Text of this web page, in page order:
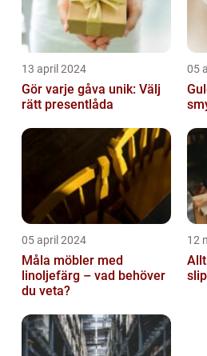
13 april 2024
Gör varje gåva unik: Välj
rätt presentlåda
05
05 april 2024
Måla möbler med
linoljefärg – vad behöver
du veta?
12